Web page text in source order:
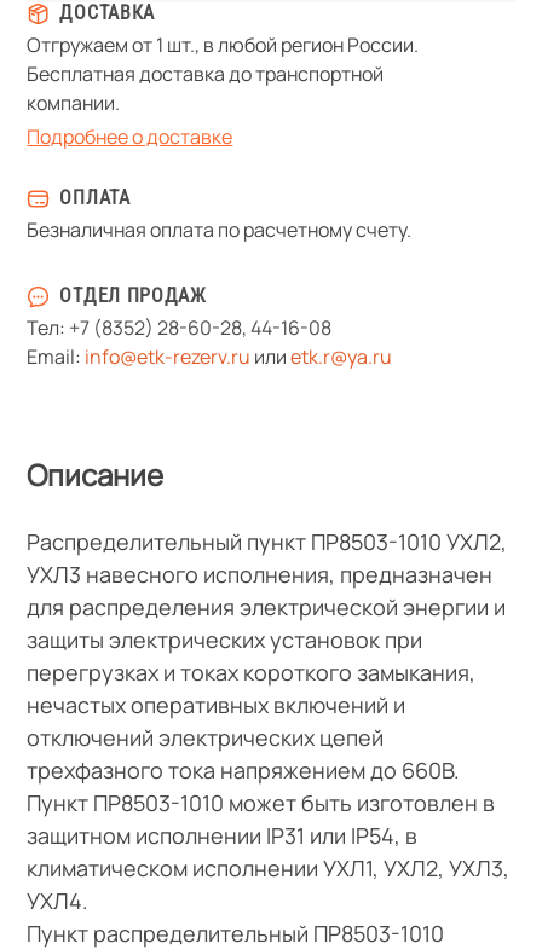
ДОСТАВКА
Отгружаем от 1 шт., в любой регион России.
Бесплатная доставка до транспортной
компании.
Подробнее о доставке
ОПЛАТА
Безналичная оплата по расчетному счету.
ОТДЕЛ ПРОДАЖ
Тел: +7 (8352) 28-60-28,44-16-08
Email: info@etk-rezerv.ru илиetk.r@ya.ru
Описание
Распределительный пункт ПР8503-1010 УХЛ2,
УХЛ3 навесного исполнения, предназначен
для распределения электрической энергии и
защиты электрических установок при
перегрузках и токах короткого замыкания,
нечастых оперативных включений и
отключений электрических цепей
трехфазного тока напряжением до 660В.
Пункт ПР8503-1010 может быть изготовлен в
защитном исполнении IP31 или IP54, в
климатическом исполнении УХЛ1, УХЛ2, УХЛ3,
УХЛ4.
Пункт распределительный ПР8503-1010